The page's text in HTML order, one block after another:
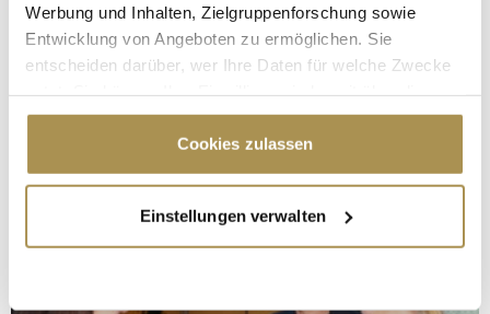
Werbung und Inhalten, Zielgruppenforschung sowie
Entwicklung von Angeboten zu ermöglichen. Sie
entscheiden darüber, wer Ihre Daten für welche Zwecke
Cookie-Erklärung oder durch Klicken auf das Privacy
Trigger Symbol ändern oder widerrufen
Informationen über Ihre geografische Lage
erfassen, welche bis auf einige Meter genau sein
Cookies zulassen
Einstellungen verwalten